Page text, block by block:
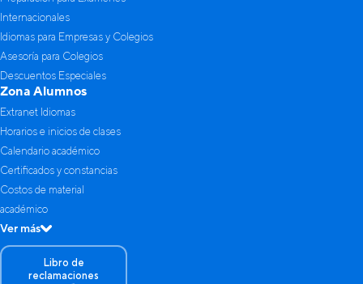
Internacionales
Idiomas para Empresas y Colegios
Asesoría para Colegios
Descuentos Especiales
Zona Alumnos
Extranet Idiomas
Horarios e inicios de clases
Calendario académico
Certificados y constancias
Costos de material
académico
Ver más
Libro de
reclamaciones